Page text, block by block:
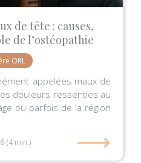
de tête : causes,
de l’ostéopathie
ORL
appelées maux de
douleurs ressenties au
ou parfois de la région
(4 min.) ⟶